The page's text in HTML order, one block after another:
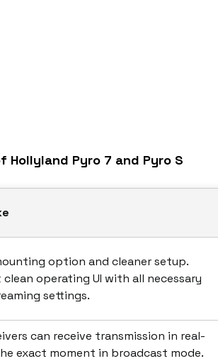
Hollyland Pyro 7 and Pyro S
option and cleaner setup.
clean operating UI with all necessary
settings.
can receive transmission in real-
exact moment in broadcast mode.